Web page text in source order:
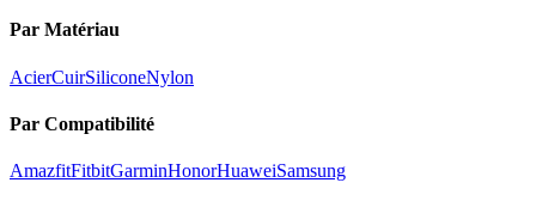
Par Matériau
AcierCuirSiliconeNylon
Par Compatibilité
AmazfitFitbitGarminHonorHuaweiSamsung